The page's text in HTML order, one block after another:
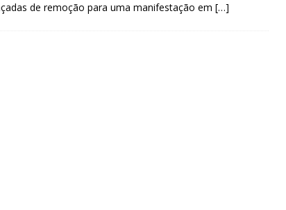
de remoção para uma manifestação em […]